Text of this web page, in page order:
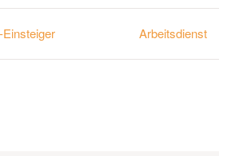
Arbeitsdienst